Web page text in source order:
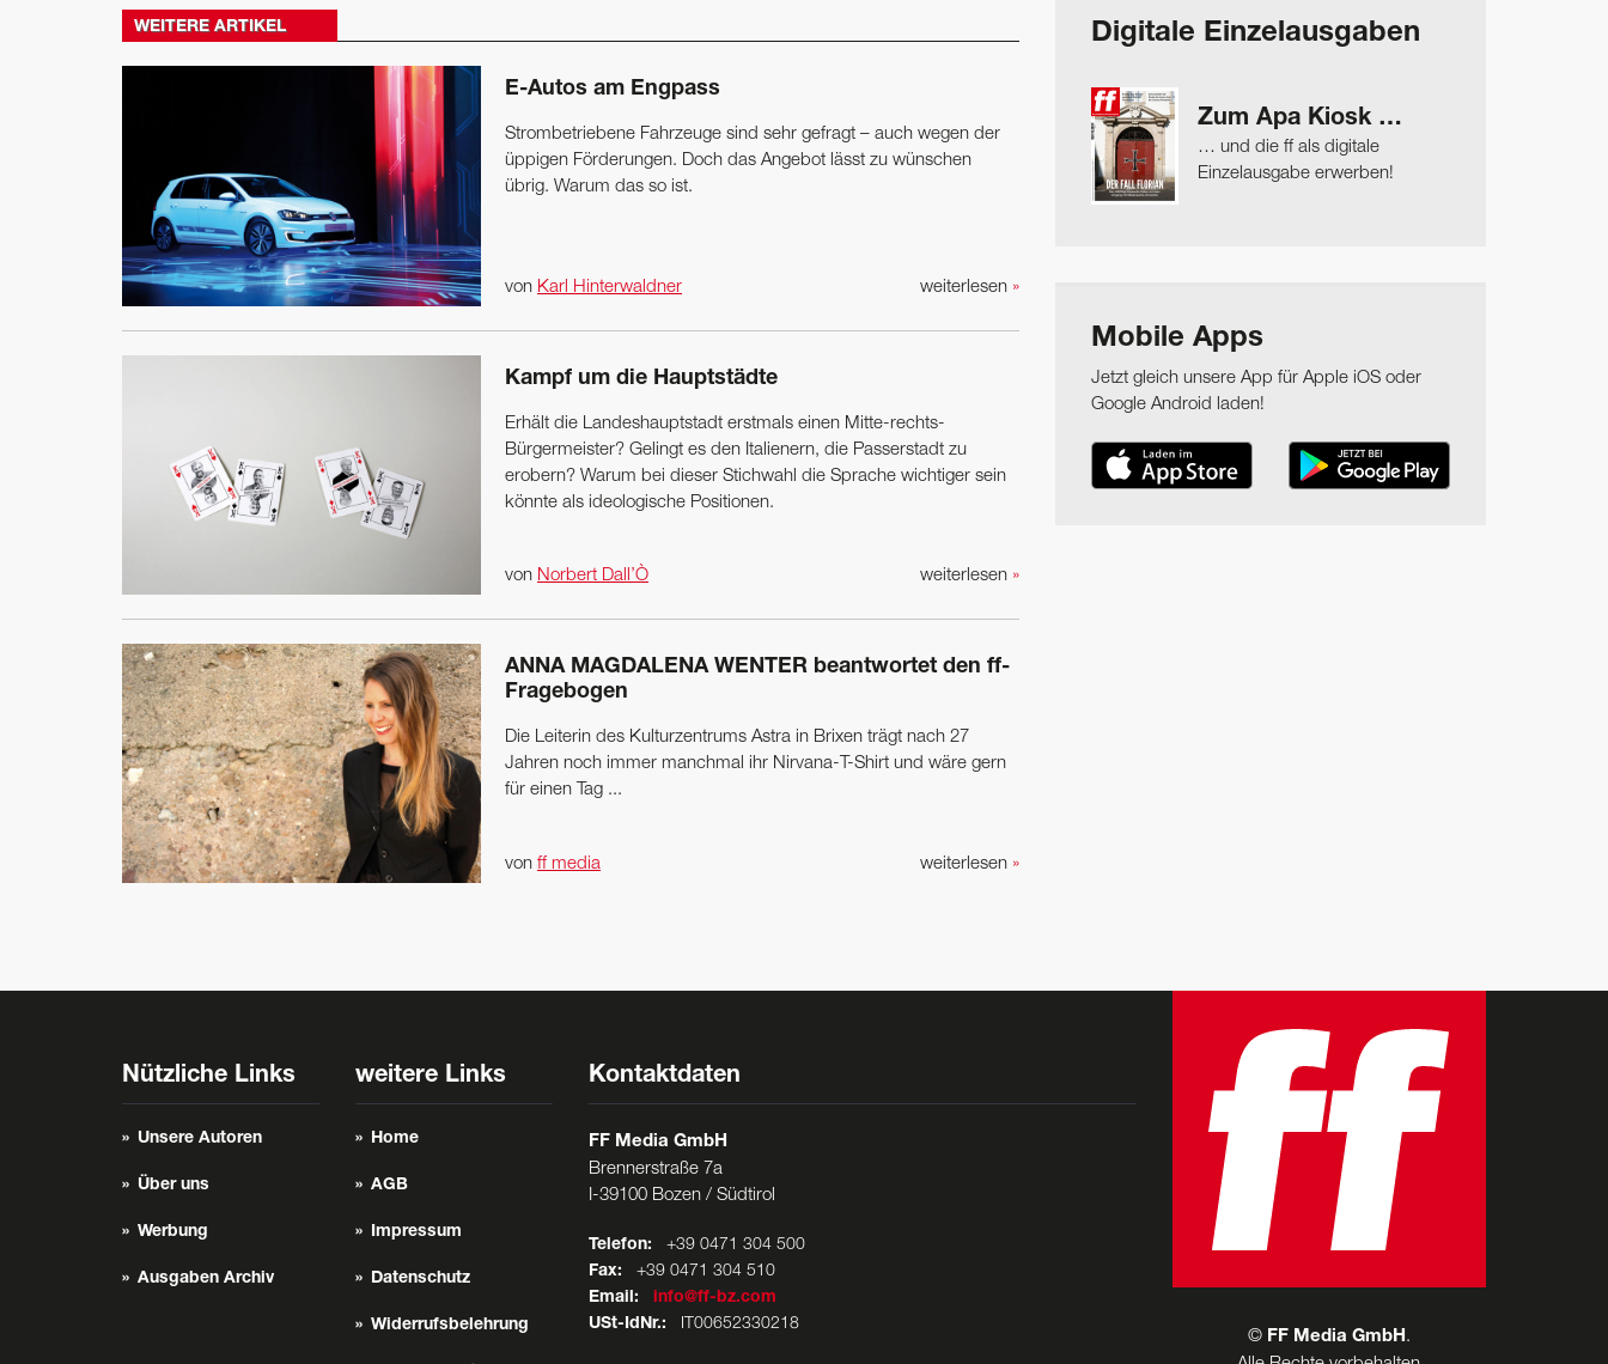
WEITERE ARTIKEL
E-Autos am Engpass
Strombetriebene Fahrzeuge sind sehr gefragt – auch wegen der
üppigen Förderungen. Doch das Angebot lässt zu wünschen
übrig. Warum das so ist.
weiterlesen »
von Karl Hinterwaldner
Kampf um die Hauptstädte
Erhält die Landeshauptstadt erstmals einen Mitte-rechts-
Bürgermeister? Gelingt es den Italienern, die Passerstadt zu
erobern? Warum bei dieser Stichwahl die Sprache wichtiger sein
könnte als ideologische Positionen.
weiterlesen »
von Norbert Dall’Ò
ANNA MAGDALENA WENTER beantwortet den ff-
Fragebogen
Die Leiterin des Kulturzentrums Astra in Brixen trägt nach 27
Jahren noch immer manchmal ihr Nirvana-T-Shirt und wäre gern
für einen Tag ...
weiterlesen »
von ff media
Digitale Einzelausgaben
Zum Apa Kiosk …
… und die ff als digitale
Einzelausgabe erwerben!
Mobile Apps
Jetzt gleich unsere App für Apple iOS oder
Google Android laden!
Nützliche Links
Unsere Autoren
Über uns
Werbung
Ausgaben Archiv
weitere Links
Home
AGB
Impressum
Datenschutz
Widerrufsbelehrung
Kontaktdaten
FF Media GmbH
Brennerstraße 7a
I-39100 Bozen / Südtirol
Telefon: +39 0471 304 500
Fax: +39 0471 304 510
Email:
info@ff-bz.com
USt-IdNr.: IT00652330218
© FF Media GmbH.